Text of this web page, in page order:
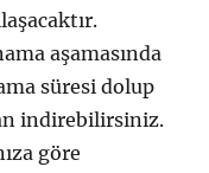
aşamasında
süresi dolup
indirebilirsiniz.
göre